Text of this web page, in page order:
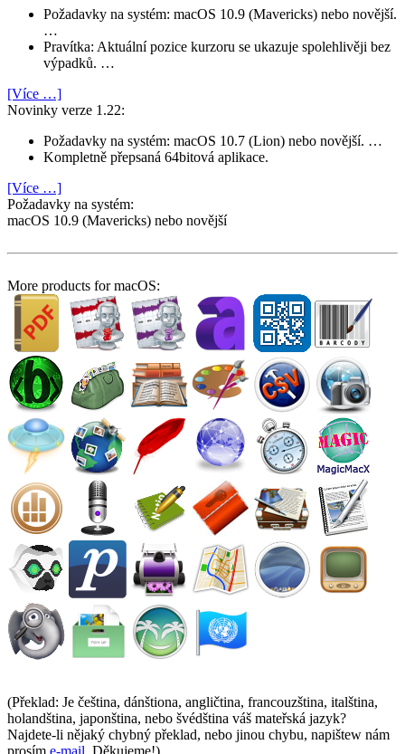
Požadavky na systém: macOS 10.9 (Mavericks) nebo novější.
…
Pravítka: Aktuální pozice kurzoru se ukazuje spolehlivěji bez
výpadků. …
[Více …]
Novinky verze 1.22:
Požadavky na systém: macOS 10.7 (Lion) nebo novější. …
Kompletně přepsaná 64bitová aplikace.
[Více …]
Požadavky na systém:
macOS 10.9 (Mavericks) nebo novější
More products for macOS:
(Překlad: Je čeština, dánštiona, angličtina, francouzština, italština,
holandština, japonština, nebo švédština váš mateřská jazyk?
Najdete-li nějaký chybný překlad, nebo jinou chybu, napištew nám
prosím e-mail . Děkujeme!)